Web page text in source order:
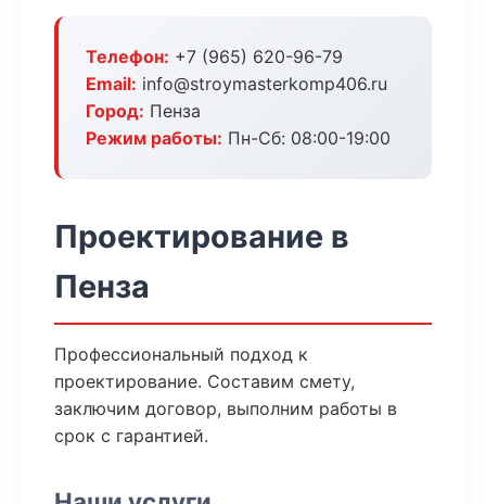
Телефон: +7 (965) 620-96-79
Email: info@stroymasterkomp406.ru
Город: Пенза
Режим работы: Пн-Сб: 08:00-19:00
Проектирование в
Пенза
Профессиональный подход к
проектирование. Составим смету,
заключим договор, выполним работы в
срок с гарантией.